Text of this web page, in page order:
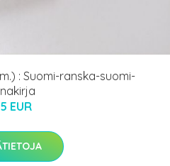
: Suomi-ranska-suomi-
EUR